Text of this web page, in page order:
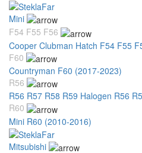
Mini
F54 F55 F56
Cooper Clubman Hatch F54 F55
F60
Countryman F60 (2017-2023)
R56
R56 R57 R58 R59 Halogen R56
R60
Mini R60 (2010-2016)
Mitsubishi